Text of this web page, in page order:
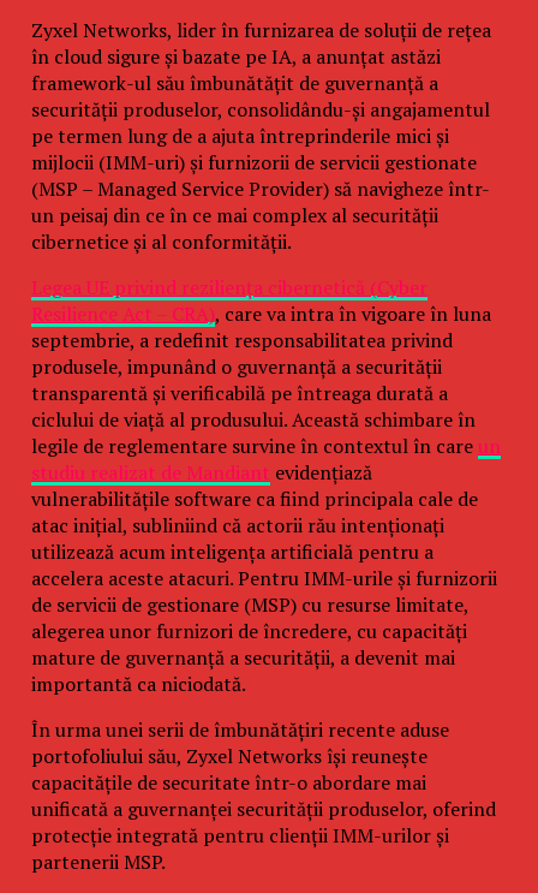
Zyxel Networks, lider în furnizarea de soluții de rețea
în cloud sigure și bazate pe IA, a anunțat astăzi
framework-ul său îmbunătățit de guvernanță a
securității produselor, consolidându-și angajamentul
pe termen lung de a ajuta întreprinderile mici și
mijlocii (IMM-uri) și furnizorii de servicii gestionate
(MSP – Managed Service Provider) să navigheze într-
un peisaj din ce în ce mai complex al securității
cibernetice și al conformității.
Legea UE privind reziliența cibernetică (Cyber
Resilience Act – CRA), care va intra în vigoare în luna
septembrie, a redefinit responsabilitatea privind
produsele, impunând o guvernanță a securității
transparentă și verificabilă pe întreaga durată a
ciclului de viață al produsului. Această schimbare în
legile de reglementare survine în contextul în careun
studiu realizat de Mandiant evidențiază
vulnerabilitățile software ca fiind principala cale de
atac inițial, subliniind că actorii rău intenționați
utilizează acum inteligența artificială pentru a
accelera aceste atacuri. Pentru IMM-urile și furnizorii
de servicii de gestionare (MSP) cu resurse limitate,
alegerea unor furnizori de încredere, cu capacități
mature de guvernanță a securității, a devenit mai
importantă ca niciodată.
În urma unei serii de îmbunătățiri recente aduse
portofoliului său, Zyxel Networks își reunește
capacitățile de securitate într-o abordare mai
unificată a guvernanței securității produselor, oferind
protecție integrată pentru clienții IMM-urilor și
partenerii MSP.